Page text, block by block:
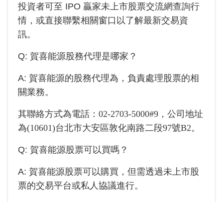
投資者可至 IPO 贏家未上市股票交流網查詢行
情，或直接聯繫相關窗口以了解最新交易資
訊。
Q: 賀喜能源股務代理是哪家？
A: 賀喜能源的股務代理為 ，負責處理股票的相
關業務。
其聯絡方式為電話： 02-2703-5000#9 ，公司地址
為(10601)台北市大安區敦化南路二段97號B2。
Q: 賀喜能源股票可以買嗎？
A: 賀喜能源股票可以購買，但需透過未上市股
票的交易平台或私人協議進行。